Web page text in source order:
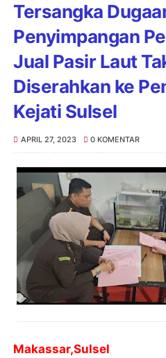
Tersangka
Penyimpangan
Jual Pasir Laut
Diserahkan ke
Kejati Sulsel
APRIL 27, 2023 0 KOMENTAR
Makassar,Sulsel